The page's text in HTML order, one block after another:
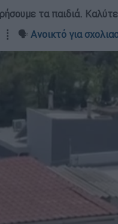
τα παιδιά.
┋ 🗣️ Ανοικτό για